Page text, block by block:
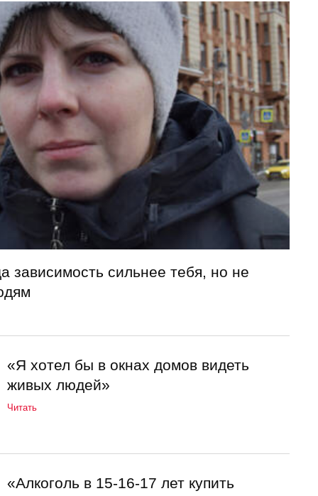
зависимость сильнее тебя, но не
«Я хотел бы в окнах домов видеть
живых людей»
Читать
«Алкоголь в 15-16-17 лет купить